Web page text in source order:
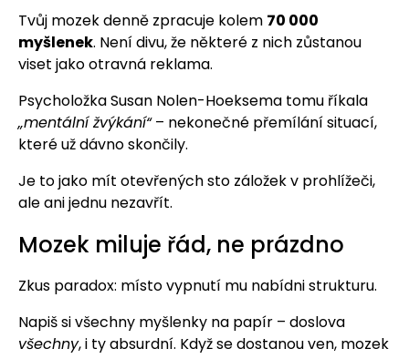
Tvůj mozek denně zpracuje kolem 70 000
myšlenek. Není divu, že některé z nich zůstanou
viset jako otravná reklama.
Psycholožka Susan Nolen-Hoeksema tomu říkala
„mentální žvýkání“– nekonečné přemílání situací,
které už dávno skončily.
Je to jako mít otevřených sto záložek v prohlížeči,
ale ani jednu nezavřít.
Mozek miluje řád, ne prázdno
Zkus paradox: místo vypnutí mu nabídni strukturu.
Napiš si všechny myšlenky na papír – doslova
všechny, i ty absurdní. Když se dostanou ven, mozek